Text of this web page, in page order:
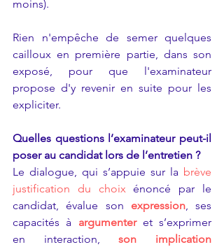
moins).
Rien n'empêche de semer quelques
cailloux en première partie, dans son
exposé, pour que l'examinateur
propose d'y revenir en suite pour les
expliciter.
Quelles questions l’examinateur peut-il
poser au candidat lors de l’entretien ?
Le dialogue, qui s’appuie sur la brève
justification du choix énoncé par le
candidat, évalue son
expression, ses
capacités à argumenter et s’exprimer
en interaction,
son implication